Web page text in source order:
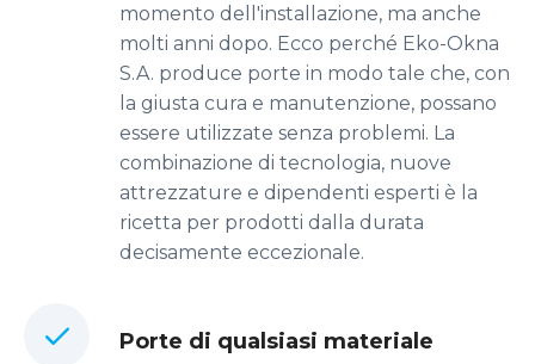
momento dell'installazione, ma anche
molti anni dopo. Ecco perché Eko-Okna
S.A. produce porte in modo tale che, con
la giusta cura e manutenzione, possano
essere utilizzate senza problemi. La
combinazione di tecnologia, nuove
attrezzature e dipendenti esperti è la
ricetta per prodotti dalla durata
decisamente eccezionale.
Porte di qualsiasi materiale